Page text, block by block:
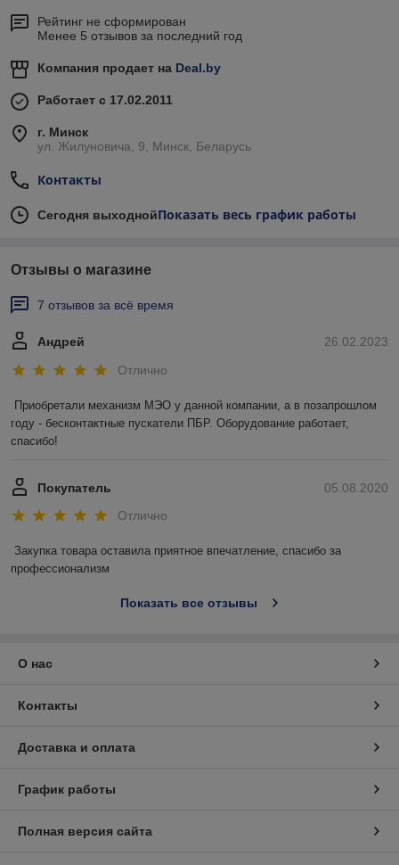
Рейтинг не сформирован
Менее 5 отзывов за последний год
Компания продает на Deal.by
Работает с 17.02.2011
г. Минск
ул. Жилуновича, 9, Минск, Беларусь
Контакты
Сегодня выходнойПоказать весь график работы
Отзывы о магазине
7 отзывов за всё время
26.02.2023
Андрей
Отлично
Приобретали механизм МЭО у данной компании, а в позапрошлом
году - бесконтактные пускатели ПБР. Оборудование работает,
спасибо!
05.08.2020
Покупатель
Отлично
Закупка товара оставила приятное впечатление, спасибо за
профессионализм
Показать все отзывы
О нас
Контакты
Доставка и оплата
График работы
Полная версия сайта